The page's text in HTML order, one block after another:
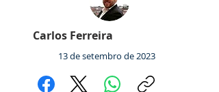
Carlos Ferreira
13 de setembro de 2023